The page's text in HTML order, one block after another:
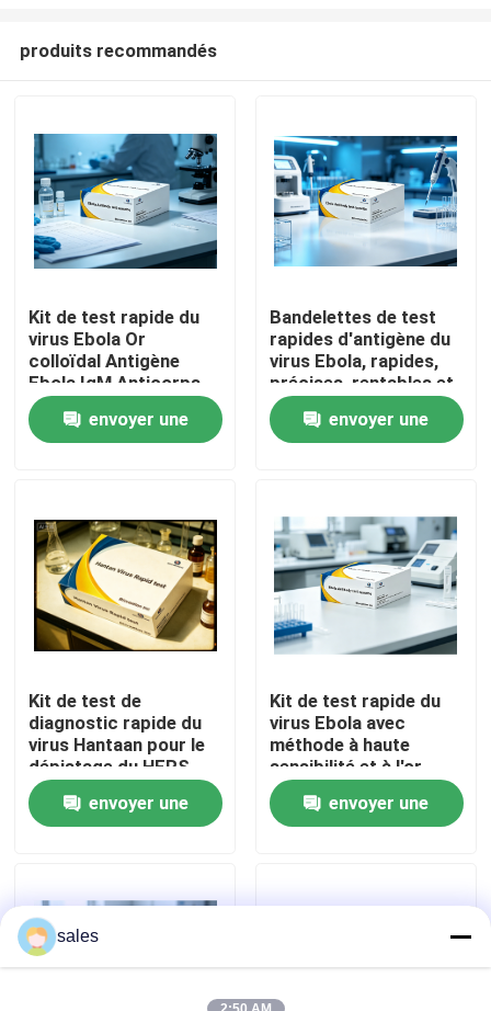
Maison
Produits
Visite de l'usine
Contrôle qualité
Contactez-nous
Nouvelles
VR Show
produits recommandés
Kit de test rapide du
virus Ebola Or
colloïdal Antigène
Ebola IgM Anticorps
Cassette de test de
diagnostic pour le
dépistage d'urgence
envoyer une
Bandelettes de test
rapides d'antigène du
virus Ebola, rapides,
précises, rentables et
personnalisables Ne
fonctionnant pas en
machine avec la
envoyer une
Kit de test de
diagnostic rapide du
virus Hantaan pour le
dépistage du HFRS
envoyer une
Kit de test rapide du
virus Ebola avec
méthode à haute
sensibilité et à l'or
colloïdal pour des
résultats de 15
minutes
envoyer une
sales